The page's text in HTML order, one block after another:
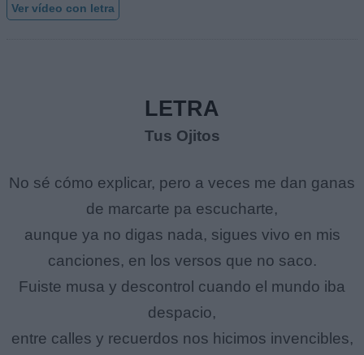
Ver vídeo con letra
LETRA
Tus Ojitos
No sé cómo explicar, pero a veces me dan ganas
de marcarte pa escucharte,
aunque ya no digas nada, sigues vivo en mis
canciones, en los versos que no saco.
Fuiste musa y descontrol cuando el mundo iba
despacio,
entre calles y recuerdos nos hicimos invencibles,